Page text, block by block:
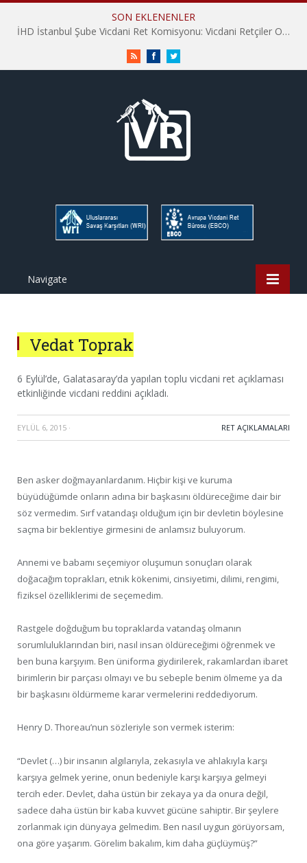
SON EKLENENLER
İHD İstanbul Şube Vicdani Ret Komisyonu: Vicdani Retçiler Olarak Destek İçin Buradayız!
RSS FacebookTwitter
Navigate
Vedat Toprak
6 Eylül’de, Galatasaray’da yapılan toplu vicdani ret açıklaması
etkinliğinde vicdani reddini açıkladı.
EYLÜL 6, 2015 · RET AÇIKLAMALARI
Ben asker doğmayanlardanım. Hiçbir kişi ve kuruma
büyüdüğümde onların adına bir başkasını öldüreceğime dair bir
söz vermedim. Sırf vatandaşı olduğum için bir devletin böylesine
saçma bir beklentiye girmesini de anlamsız buluyorum.
Annemi ve babamı seçemiyor oluşumun sonuçları olarak
doğacağım toprakları, etnik kökenimi, cinsiyetimi, dilimi, rengimi,
fiziksel özelliklerimi de seçemedim.
Rastgele doğduğum bu topraklarda vatandaş olmanın
sorumluluklarından biri, nasıl insan öldüreceğimi öğrenmek ve
ben buna karşıyım. Ben üniforma giydirilerek, rakamlardan ibaret
birimlerin bir parçası olmayı ve bu sebeple benim ölmeme ya da
bir başkasını öldürmeme karar vermelerini reddediyorum.
Henry D. Thoreau’nun sözleriyle son vermek isterim:
“Devlet (…) bir insanın algılarıyla, zekasıyla ve ahlakıyla karşı
karşıya gelmek yerine, onun bedeniyle karşı karşıya gelmeyi
tercih eder. Devlet, daha üstün bir zekaya ya da onura değil,
sadece daha üstün bir kaba kuvvet gücüne sahiptir. Bir şeylere
zorlanmak için dünyaya gelmedim. Ben nasıl uygun görüyorsam,
ona göre yaşarım. Görelim bakalım, kim daha güçlüymüş?”